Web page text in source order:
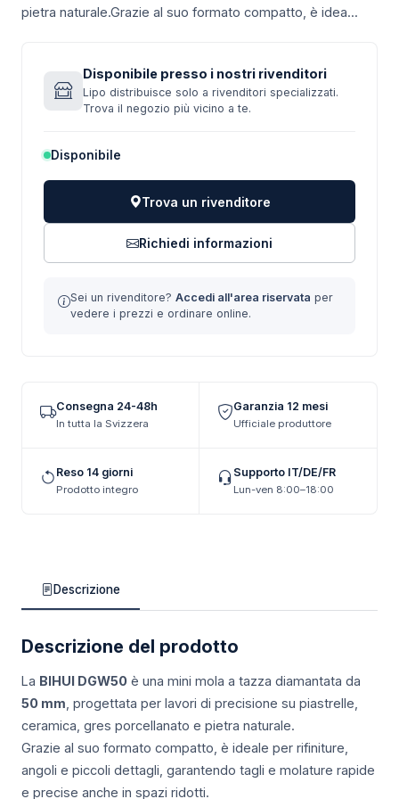
pietra naturale.Grazie al suo formato compatto, è idea...
Disponibile presso i nostri rivenditori
Lipo distribuisce solo a rivenditori specializzati.
Trova il negozio più vicino a te.
Disponibile
Trova un rivenditore
Richiedi informazioni
Sei un rivenditore? Accedi all'area riservata per
vedere i prezzi e ordinare online.
Consegna 24-48h
In tutta la Svizzera
Garanzia 12 mesi
Ufficiale produttore
Reso 14 giorni
Prodotto integro
Supporto IT/DE/FR
Lun-ven 8:00–18:00
Descrizione
Descrizione del prodotto
La BIHUI DGW50 è una mini mola a tazza diamantata da
50 mm , progettata per lavori di precisione su piastrelle,
ceramica, gres porcellanato e pietra naturale.
Grazie al suo formato compatto, è ideale per rifiniture,
angoli e piccoli dettagli, garantendo tagli e molature rapide
e precise anche in spazi ridotti.